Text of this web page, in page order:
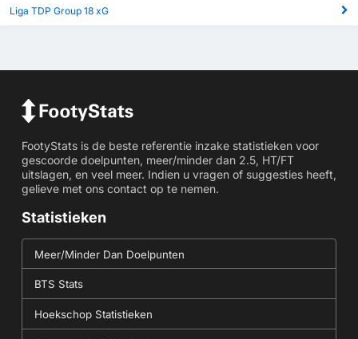
Liga TDP Group 18 xG
FootyStats is de beste referentie inzake statistieken voor
gescoorde doelpunten, meer/minder dan 2.5, HT/FT
uitslagen, en veel meer. Indien u vragen of suggesties heeft,
gelieve met ons contact op te nemen.
Statistieken
Meer/Minder Dan Doelpunten
BTS Stats
Hoekschop Statistieken